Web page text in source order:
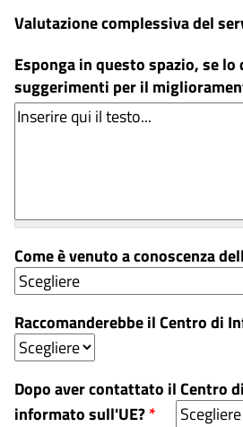
Valutazione complessiva del
Esponga in questo spazio, se
suggerimenti per il
Come è venuto a conoscenza
Raccomanderebbe il Centro di
Dopo aver contattato il Centro
informato sull'UE?*